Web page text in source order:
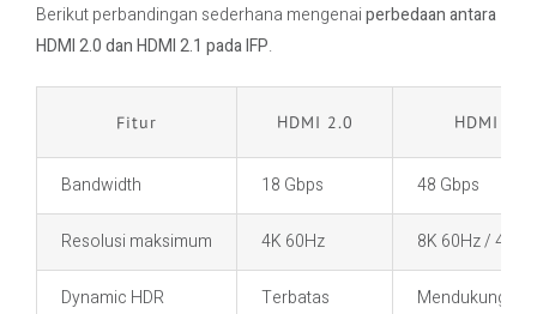
Berikut perbandingan sederhana mengenaiperbedaan antara
HDMI 2.0 dan HDMI 2.1 pada IFP.
Fitur HDMI 2.0 HDMI 2.1
Bandwidth 18 Gbps 48 Gbps
Resolusi maksimum 4K 60Hz 8K 60Hz / 4K
Dynamic HDR Terbatas Mendukung